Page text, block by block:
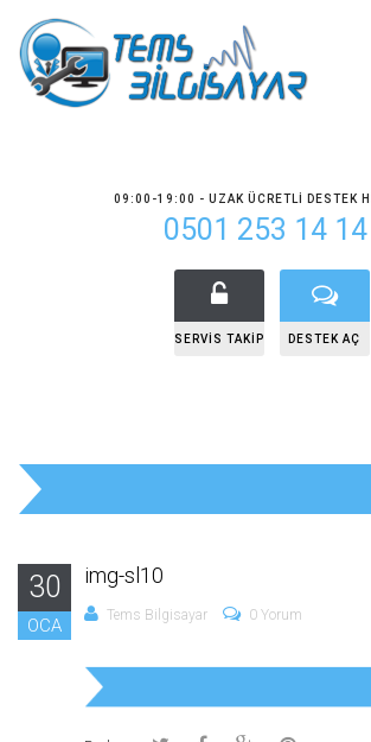
09:00-19:00 - UZAK ÜCRETLI DESTEK
0501 253 14 14
SERVIS TAKIP DESTEK AÇ
30
OCA
img-sl10
Tems Bilgisayar 0 Yorum